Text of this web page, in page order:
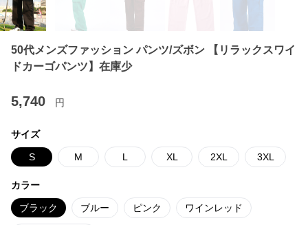
50代メンズファッション パンツ/ズボン 【リラックスワイ
ドカーゴパンツ】在庫少
5,740 円
サイズ
S M L XL 2XL 3XL
カラー
ブラック ブルー ピンク ワインレッド